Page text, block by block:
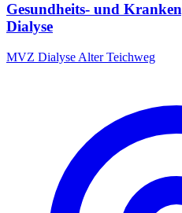
Gesundheits- und
Dialyse
MVZ Dialyse Alter Teichweg